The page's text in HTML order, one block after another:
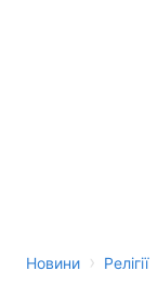
Новини › Релігії